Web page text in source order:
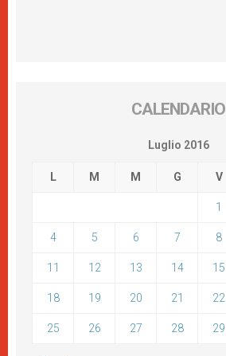
CALENDARIO
Luglio 2016
L M M G V
1
4 5 6 7 8
11 12 13 14 15
18 19 20 21 22
25 26 27 28 29